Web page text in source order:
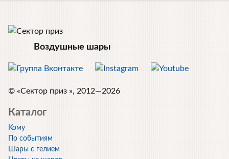
Воздушные шары
© «Сектор приз », 2012—2026
Каталог
Кому
По событиям
Шары с гелием